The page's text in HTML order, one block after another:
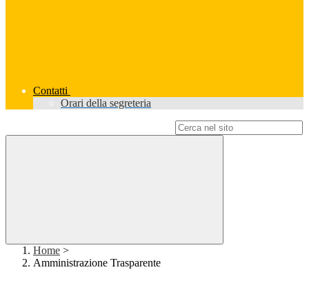
Contatti
Orari della segreteria
Home >
Amministrazione Trasparente